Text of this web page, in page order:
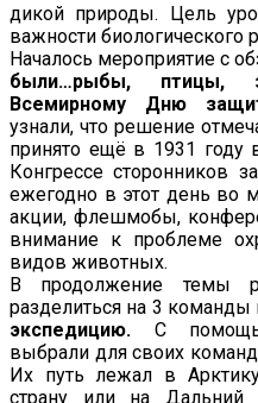
дикой природы. Цель
важности биологического
Началось мероприятие с
были…рыбы, птицы,
Всемирному Дню
узнали, что решение
принято ещё в 1931
Конгрессе сторонников
ежегодно в этот день во
акции, флешмобы,
внимание к проблеме
видов животных.
В продолжение темы
разделиться на 3 команды
экспедицию. С
выбрали для своих
Их путь лежал в
страну или на Дальний